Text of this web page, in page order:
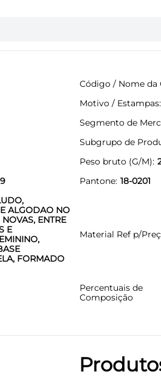
Código / Nome da
Motivo / Estampas
Segmento de
Subgrupo de
Peso bruto (G/M)
Pantone 18-0201
ALGODAO NO
ENTRE
E
FORMADO
Material Ref p/
Percentuais de
Composição